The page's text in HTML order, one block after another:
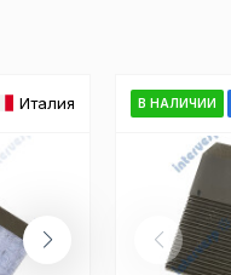
Италия В НАЛИЧИИ
cookie файлов не
определять
пользователей
наиболее и наименее
страницы и
совершенствованию